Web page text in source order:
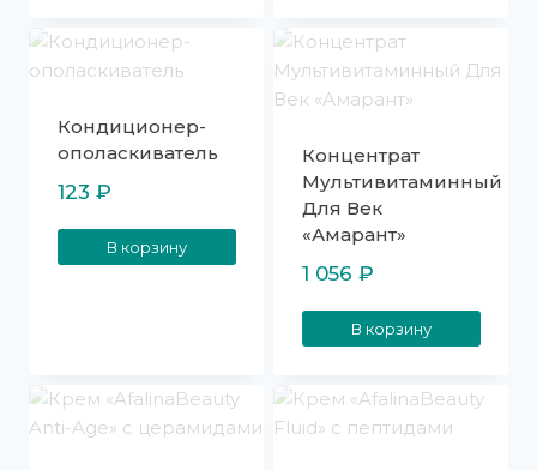
Кондиционер-
ополаскиватель
123 ₽
В корзину
Концентрат
Мультивитаминный
Для Век
«Амарант»
1 056 ₽
В корзину